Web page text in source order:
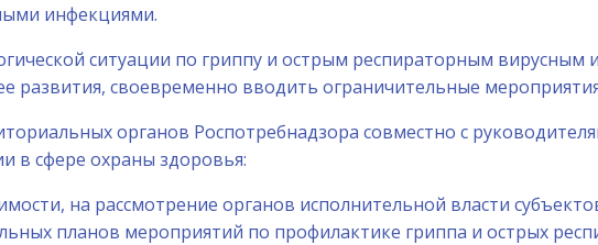
инфекциями.
ситуации по гриппу и острым респираторным
развития, своевременно вводить ограничительные
органов Роспотребнадзора совместно с
в сфере охраны здоровья:
на рассмотрение органов исполнительной власти
планов мероприятий по профилактике гриппа и острых